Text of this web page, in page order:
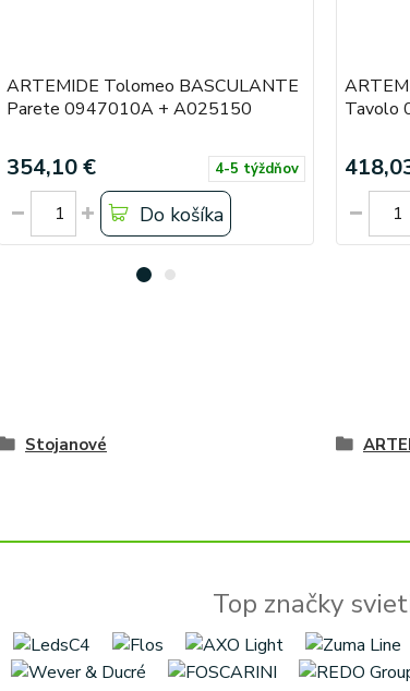
ARTEMIDE Tolomeo BASCULANTE
Parete 0947010A + A025150
354,10 € 4-5 týždňov
Do košíka
Tavolo
Stojanové
Top značky